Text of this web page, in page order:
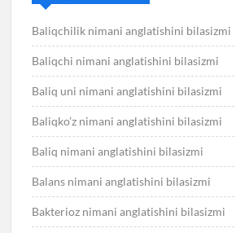
Baliqchilik nimani anglatishini bilasizmi
Baliqchi nimani anglatishini bilasizmi
Baliq uni nimani anglatishini bilasizmi
Baliqko’z nimani anglatishini bilasizmi
Baliq nimani anglatishini bilasizmi
Balans nimani anglatishini bilasizmi
Bakterioz nimani anglatishini bilasizmi